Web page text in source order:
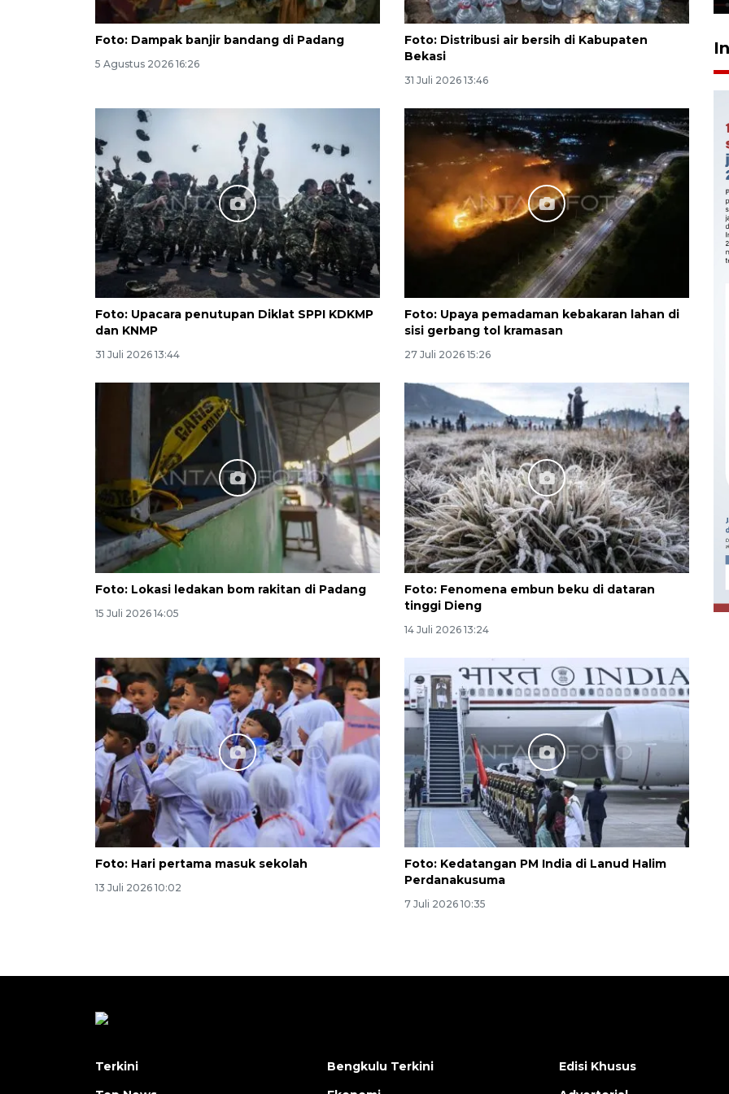
Foto: Dampak banjir bandang di Padang
5 Agustus 2026 16:26
Foto: Distribusi air bersih di Kabupaten
Bekasi
31 Juli 2026 13:46
Foto: Upacara penutupan Diklat SPPI KDKMP
dan KNMP
31 Juli 2026 13:44
Foto: Upaya pemadaman kebakaran lahan di
sisi gerbang tol kramasan
27 Juli 2026 15:26
Foto: Lokasi ledakan bom rakitan di Padang
15 Juli 2026 14:05
Foto: Fenomena embun beku di dataran
tinggi Dieng
14 Juli 2026 13:24
Foto: Hari pertama masuk sekolah
13 Juli 2026 10:02
Foto: Kedatangan PM India di Lanud Halim
Perdanakusuma
7 Juli 2026 10:35
Ekonomi triwulan II-2026
tumbuh 5,29 persen
2026-08-06 18:45:00
Terkini
Bengkulu Terkini
Edisi Khusus